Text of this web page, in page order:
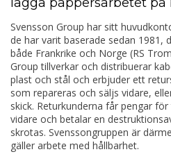
Svensson Group har sitt
de har varit baserade sedan 1981,
både Frankrike och Norge (RS
Group tillverkar och distribuerar
plast och stål och erbjuder ett
som repareras och säljs vidare,
skick. Returkunderna får pengar
vidare och betalar en
skrotas. Svenssongruppen är
gäller arbete med hållbarhet.